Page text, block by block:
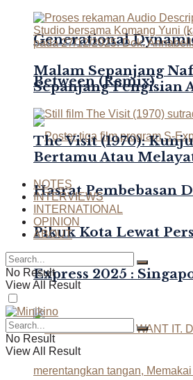
Generational
Between (Remix)
Hasrat Pembebasan
Pikuk Kota Lewat
Express 2025 :
Malam Sepanjang
Sepanjang Pengisian
The Visit (1970):
Bertamu Atau
NOTES
INTERVIEWS
INTERNATIONAL
OPINION
ABOUT
No Result
View All Result
No Result
View All Result